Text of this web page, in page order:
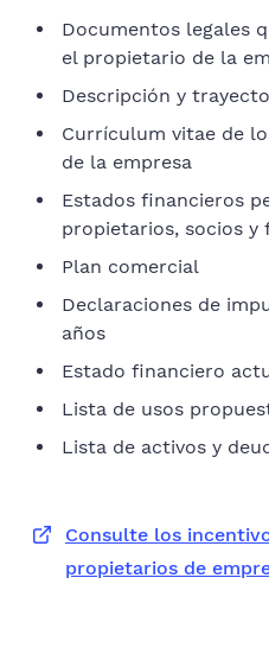
Documentos legales
el propietario de la
Descripción y
Currículum vitae de
de la empresa
Estados financieros
propietarios, socios y
Plan comercial
Declaraciones de
años
Estado financiero
Lista de usos
Lista de activos y
Consulte los
propietarios de